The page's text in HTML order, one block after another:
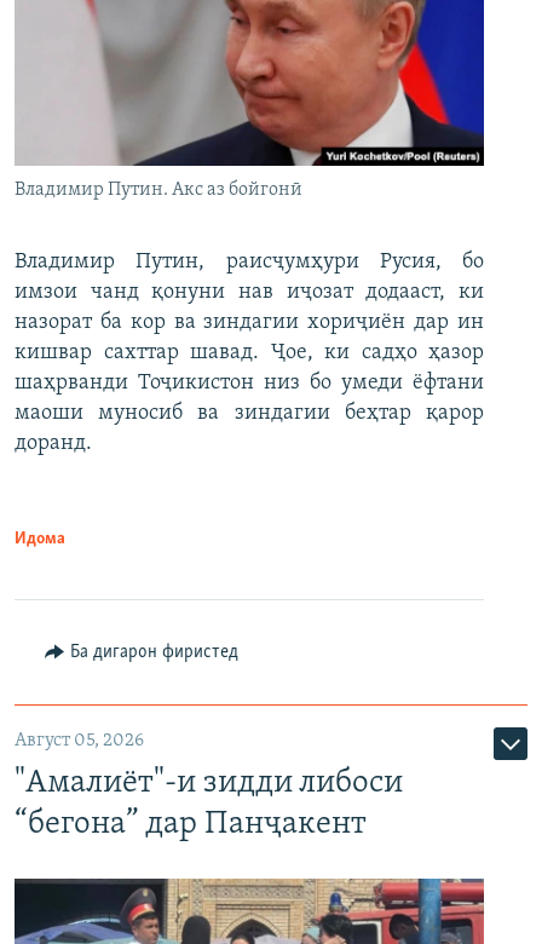
Владимир Путин. Акс аз бойгонӣ
Владимир Путин, раисҷумҳури Русия, бо
имзои чанд қонуни нав иҷозат додааст, ки
назорат ба кор ва зиндагии хориҷиён дар ин
кишвар сахттар шавад. Ҷое, ки садҳо ҳазор
шаҳрванди Тоҷикистон низ бо умеди ёфтани
маоши муносиб ва зиндагии беҳтар қарор
доранд.
Идома
Ба дигарон фиристед
Август 05, 2026
"Амалиёт"-и зидди либоси
“бегона” дар Панҷакент